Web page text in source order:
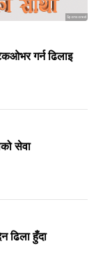
Sponsored
गर्न ढिलाइ
सेवा
ढिला हुँदा